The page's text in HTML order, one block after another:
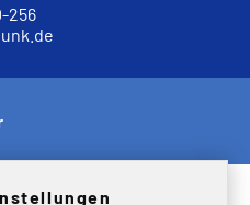
256